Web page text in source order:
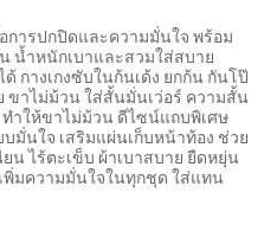
การปกปิดและความมั่นใจ พร้อม
น้ำหนักเบาและสวมใส่สบาย
กางเกงซับในก้นเด้ง ยกก้น กันโป๊
ขาไม่ม้วน ใส่สั้นมั่นเว่อร์ ความสั้น
ทำให้ขาไม่ม้วน ดีไซน์แถบพิเศษ
มั่นใจ เสริมแผ่นเก็บหน้าท้อง ช่วย
น ไร้ตะเข็บ ผ้าเบาสบาย ยืดหยุ่น
พิ่มความมั่นใจในทุกชุด ใส่แทน